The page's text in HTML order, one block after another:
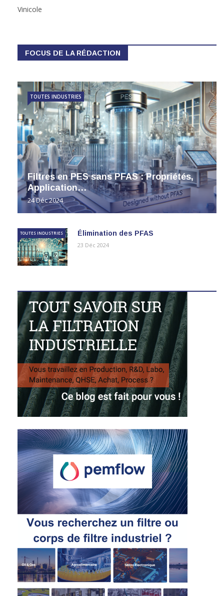
Vinicole
FOCUS DE LA RÉDACTION
Filtres en PES sans PFAS : Propriétés,
Application…
24 Déc 2024
TOUTES INDUSTRIES
Élimination des PFAS
TOUTES INDUSTRIES
23 Déc 2024